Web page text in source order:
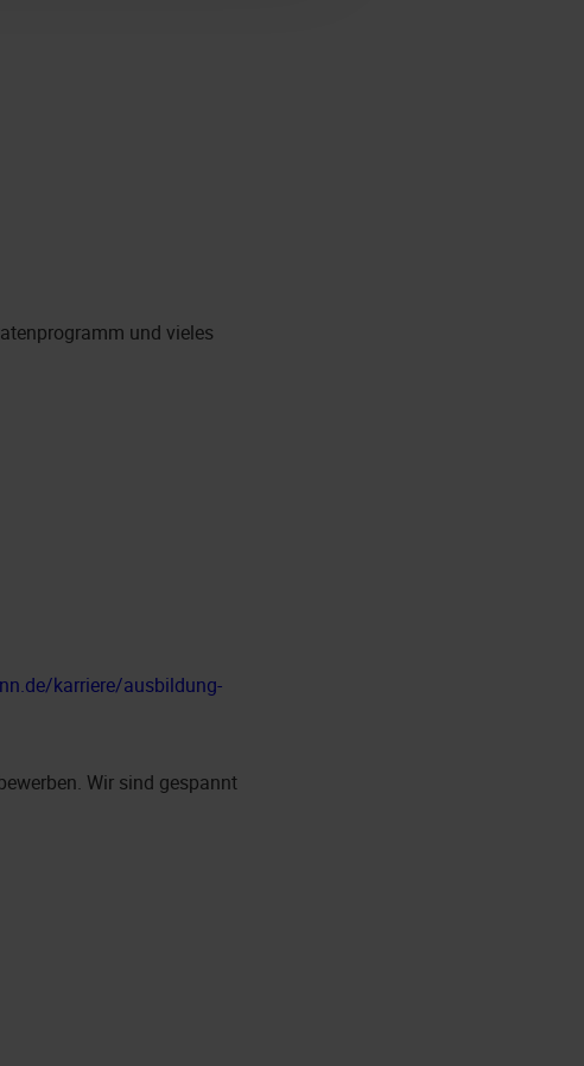
und vieles
karriere/ausbildung-
Wir sind gespannt